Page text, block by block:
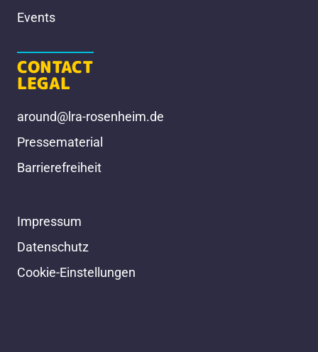
Events
CONTACT
LEGAL
around@lra-rosenheim.de
Pressematerial
Barrierefreiheit
Impressum
Datenschutz
Cookie-Einstellungen